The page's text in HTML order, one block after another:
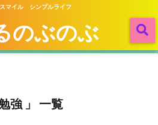
マイル シンプルライフ
のぶのぶ
勉強 」 一覧